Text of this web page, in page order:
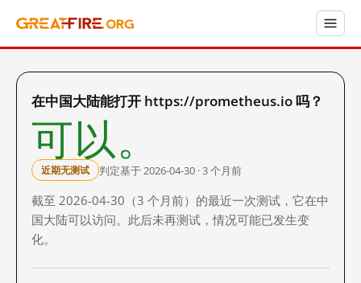
在中国大陆能打开 https://prometheus.io 吗？
可以。
近期无测试 判定基于 2026-04-30 · 3 个月前
截至 2026-04-30（3 个月前）的最近一次测试，它在中
国大陆可以访问。此后未再测试，情况可能已发生变
化。